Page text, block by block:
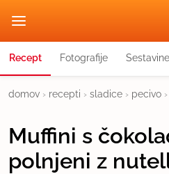
Recept Fotografije Sestavine
domov › recepti › sladice › pecivo ›
Muffini s
polnjeni z